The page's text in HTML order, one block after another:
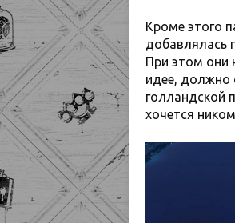
Кроме этого
добавлялась
При этом они
идее, должно
голландской
хочется